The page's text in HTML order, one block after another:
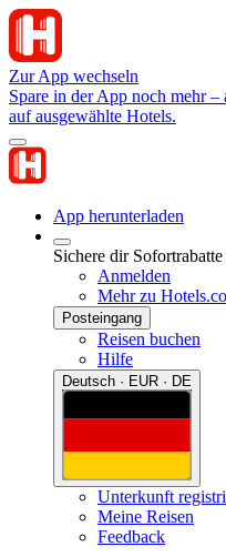
Zur App wechseln
Spare in der App noch mehr
auf ausgewählte Hotels.
App herunterladen
Sichere dir
Anmelden
Mehr zu
Posteingang
Reisen buchen
Hilfe
Deutsch · EUR · DE
Unterkunft
Meine Reisen
Feedback